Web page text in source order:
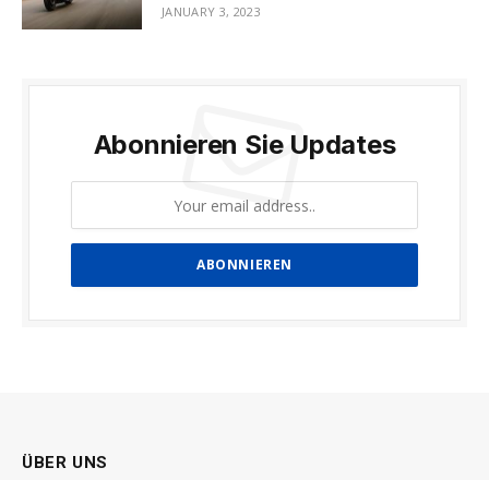
JANUARY 3, 2023
Abonnieren Sie Updates
ÜBER UNS